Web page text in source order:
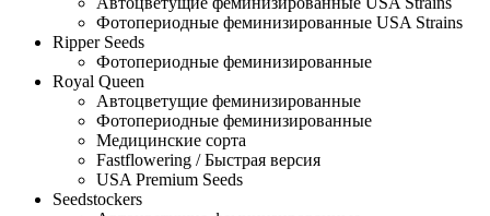
Фотопериодные феминизированные USA Strains
Ripper Seeds
Фотопериодные феминизированные
Royal Queen
Автоцветущие феминизированные
Фотопериодные феминизированные
Медицинские сорта
Fastflowering / Быстрая версия
USA Premium Seeds
Seedstockers